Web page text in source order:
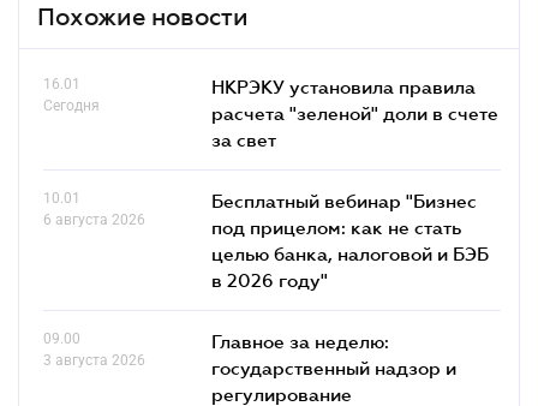
Похожие новости
16.01
Сегодня
НКРЭКУ установила правила
расчета "зеленой" доли в счете
за свет
10.01
6 августа 2026
Бесплатный вебинар "Бизнес
под прицелом: как не стать
целью банка, налоговой и БЭБ
в 2026 году"
09.00
3 августа 2026
Главное за неделю:
государственный надзор и
регулирование